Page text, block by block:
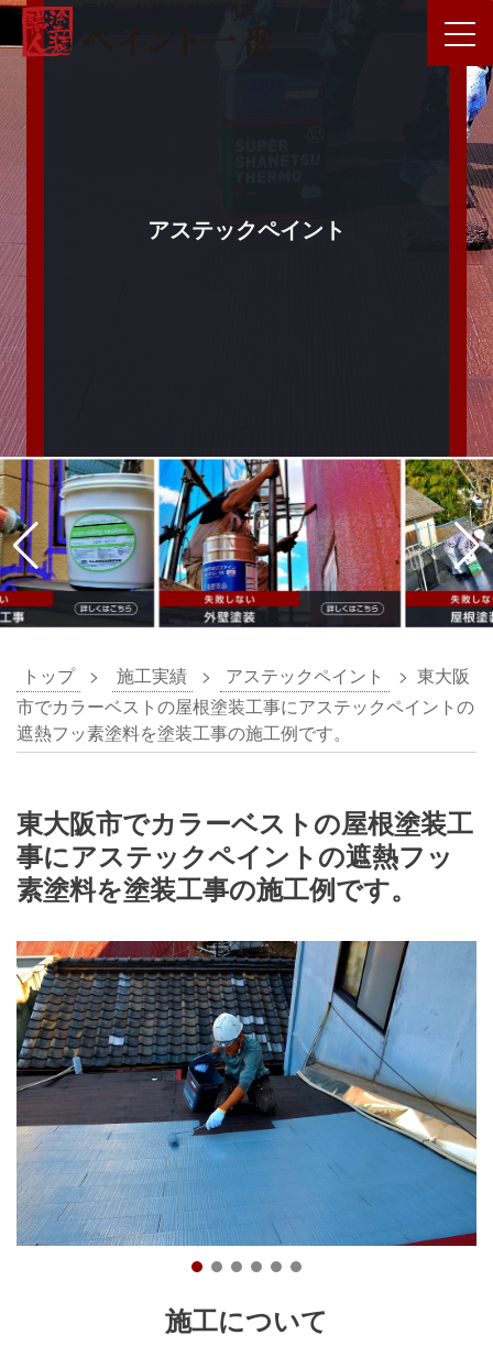
アステックペイント
トップ > 施工実績 > アステックペイント > 東大阪
市でカラーベストの屋根塗装工事にアステックペイントの
遮熱フッ素塗料を塗装工事の施工例です。
東大阪市でカラーベストの屋根塗装工
事にアステックペイントの遮熱フッ
素塗料を塗装工事の施工例です。
施工について